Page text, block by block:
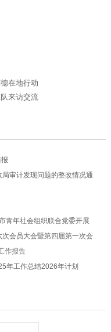
在地行动
来访交流
审计发现问题的整改情况通
青年社会组织联合党委开展
会员大会暨第四届第一次会
作报告
年工作总结2026年计划